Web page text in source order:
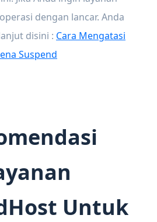
dengan lancar. Anda
disini : Cara Mengatasi
Suspend
Untuk